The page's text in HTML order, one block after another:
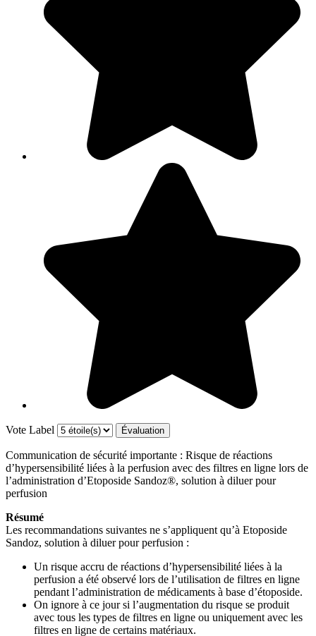
Vote Label
Communication de sécurité importante : Risque de réactions
d’hypersensibilité liées à la perfusion avec des filtres en ligne lors de
l’administration d’Etoposide Sandoz®, solution à diluer pour
perfusion
Résumé
Les recommandations suivantes ne s’appliquent qu’à Etoposide
Sandoz, solution à diluer pour perfusion :
Un risque accru de réactions d’hypersensibilité liées à la
perfusion a été observé lors de l’utilisation de filtres en ligne
pendant l’administration de médicaments à base d’étoposide.
On ignore à ce jour si l’augmentation du risque se produit
avec tous les types de filtres en ligne ou uniquement avec les
filtres en ligne de certains matériaux.